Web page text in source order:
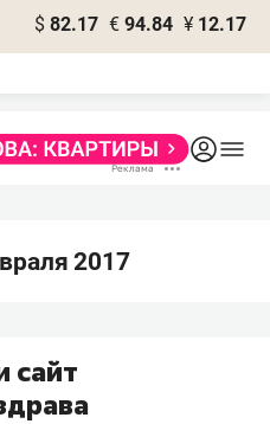
$ 82.17 € 94.84 ¥ 12.17
2017
сайт